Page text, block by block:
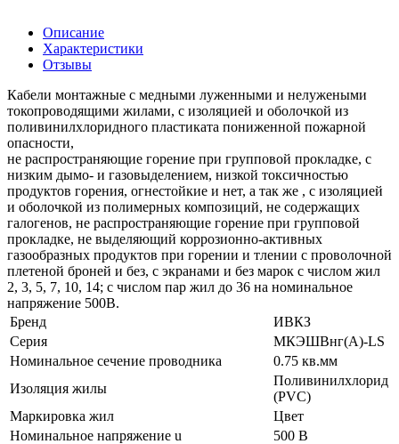
Описание
Характеристики
Отзывы
Кабели монтажные с медными луженными и нелужеными
токопроводящими жилами, с изоляцией и оболочкой из
поливинилхлоридного пластиката пониженной пожарной
опасности,
не распространяющие горение при групповой прокладке, с
низким дымо- и газовыделением, низкой токсичностью
продуктов горения, огнестойкие и нет, а так же , с изоляцией
и оболочкой из полимерных композиций, не содержащих
галогенов, не распространяющие горение при групповой
прокладке, не выделяющий коррозионно-активных
газообразных продуктов при горении и тлении с проволочной
плетеной броней и без, с экранами и без марок с числом жил
2, 3, 5, 7, 10, 14; с числом пар жил до 36 на номинальное
напряжение 500В.
Бренд
ИВКЗ
Серия
МКЭШВнг(А)-LS
Номинальное сечение проводника
0.75 кв.мм
Изоляция жилы
Поливинилхлорид
(PVC)
Маркировка жил
Цвет
Номинальное напряжение u
500 В